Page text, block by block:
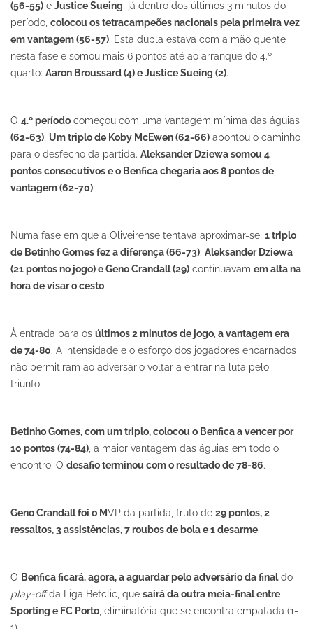
(56-55) e Justice Sueing , já dentro dos últimos 3 minutos do
período, colocou os tetracampeões nacionais pela primeira vez
em vantagem (56-57). Esta dupla estava com a mão quente
nesta fase e somou mais 6 pontos até ao arranque do 4.º
quarto: Aaron Broussard (4) e Justice Sueing (2).
O 4.º período começou com uma vantagem mínima das águias
(62-63). Um triplo de Koby McEwen (62-66) apontou o caminho
para o desfecho da partida. Aleksander Dziewa somou 4
pontos consecutivos e o Benfica chegaria aos 8 pontos de
vantagem (62-70).
Numa fase em que a Oliveirense tentava aproximar-se, 1 triplo
de Betinho Gomes fez a diferença (66-73). Aleksander Dziewa
(21 pontos no jogo) e Geno Crandall (29) continuavam em alta na
hora de visar o cesto.
À entrada para os últimos 2 minutos de jogo a vantagem era
de 74-80. A intensidade e o esforço dos jogadores encarnados
não permitiram ao adversário voltar a entrar na luta pelo
triunfo.
Betinho Gomes, com um triplo, colocou o Benfica a vencer por
10 pontos (74-84) , a maior vantagem das águias em todo o
encontro. O desafio terminou com o resultado de 78-86.
Geno Crandall foi o MVP da partida, fruto de 29 pontos, 2
ressaltos, 3 assistências, 7 roubos de bola e 1 desarme.
O Benfica ficará, agora, a aguardar pelo adversário da finaldo
play-offda Liga Betclic, que sairá da outra meia-final entre
Sporting e FC Porto , eliminatória que se encontra empatada (1-